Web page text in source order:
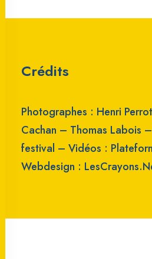
Crédits
Photographes : Henri
Cachan – Thomas Labois
festival – Vidéos :
Webdesign :